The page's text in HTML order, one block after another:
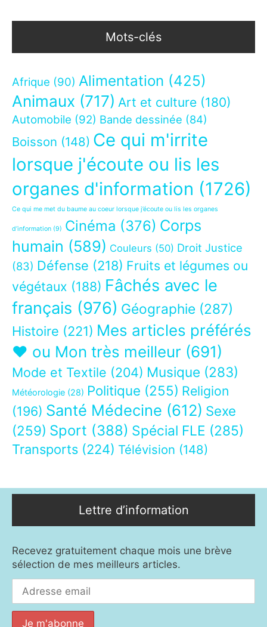
Mots-clés
Afrique (90) Alimentation (425)
Animaux (717) Art et culture (180)
Automobile (92) Bande dessinée (84)
Boisson (148) Ce qui m'irrite
lorsque j'écoute ou lis les
organes d'information (1726)
Ce qui me met du baume au coeur lorsque j’écoute ou lis les organes
d’information (9) Cinéma (376) Corps
humain (589) Couleurs (50) Droit Justice
(83) Défense (218) Fruits et légumes ou
végétaux (188) Fâchés avec le
français (976) Géographie (287)
Histoire (221) Mes articles préférés
❤ ou Mon très meilleur (691)
Mode et Textile (204) Musique (283)
Météorologie (28) Politique (255) Religion
(196) Santé Médecine (612) Sexe
(259) Sport (388) Spécial FLE (285)
Transports (224) Télévision (148)
Lettre d’information
Recevez gratuitement chaque mois une brève
sélection de mes meilleurs articles.